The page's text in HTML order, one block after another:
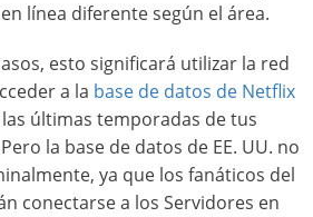
línea diferente según el área.
esto significará utilizar la red
a la base de datos de Netflix
últimas temporadas de tus
la base de datos de EE. UU. no
ya que los fanáticos del
conectarse a los Servidores en